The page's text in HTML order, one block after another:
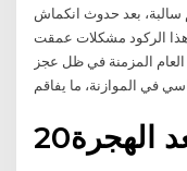
سالبة، بعد حدوث انكماش
هذا الركود مشكلات عمقت
العام المزمنة في ظل عجز
في الموازنة، ما يفاقم